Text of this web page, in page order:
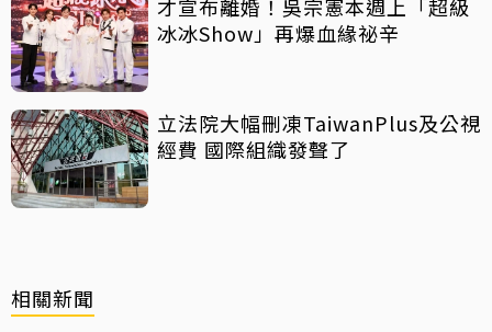
才宣布離婚！吳宗憲本週上「超級
冰冰Show」再爆血緣祕辛
立法院大幅刪凍TaiwanPlus及公視
經費 國際組織發聲了
相關新聞